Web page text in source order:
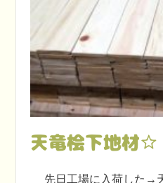
天竜桧下地材☆
先日工場に入荷した→